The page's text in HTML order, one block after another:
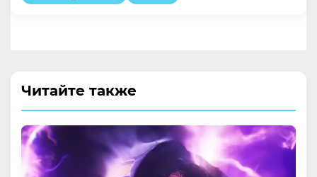
Читайте также